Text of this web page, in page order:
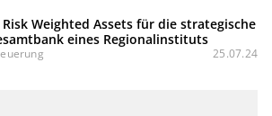
Weighted Assets für die strategische
eines Regionalinstituts
25.07.24